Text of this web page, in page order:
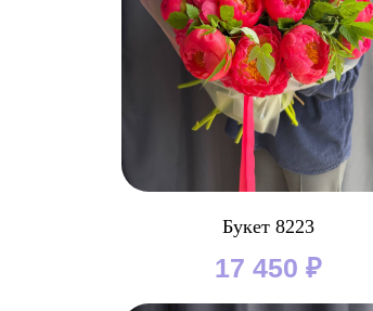
Букет 8223
17 450 ₽